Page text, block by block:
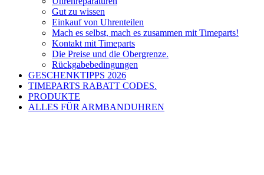
Gut zu wissen
Einkauf von Uhrenteilen
Mach es selbst, mach es zusammen mit Timeparts!
Kontakt mit Timeparts
Die Preise und die Obergrenze.
Rückgabebedingungen
GESCHENKTIPPS 2026
TIMEPARTS RABATT CODES.
PRODUKTE
ALLES FÜR ARMBANDUHREN